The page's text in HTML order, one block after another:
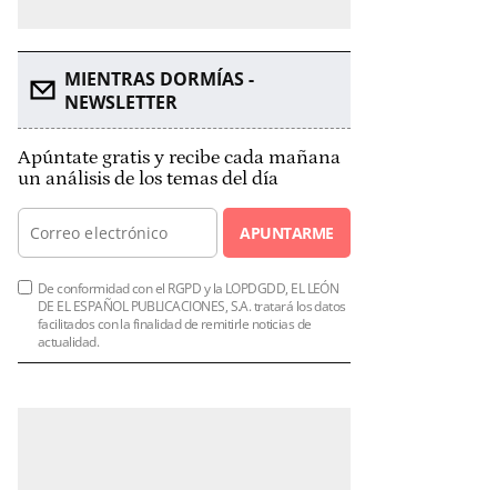
MIENTRAS DORMÍAS -
NEWSLETTER
Apúntate gratis y recibe cada mañana
un análisis de los temas del día
APUNTARME
De conformidad con el RGPD y la LOPDGDD, EL LEÓN
DE EL ESPAÑOL PUBLICACIONES, S.A. tratará los datos
facilitados con la finalidad de remitirle noticias de
actualidad.